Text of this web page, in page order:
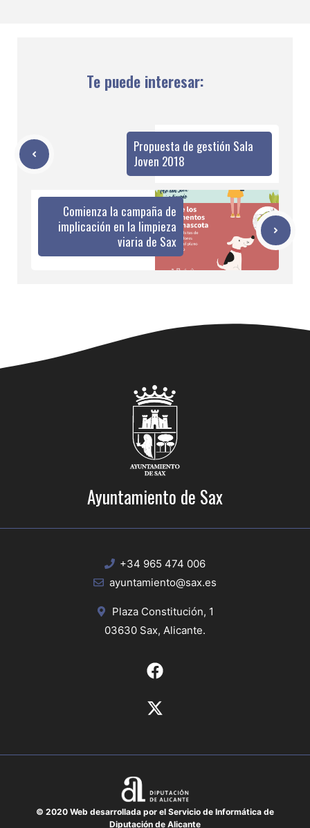
Te puede interesar:
Propuesta de gestión Sala
Joven 2018
Comienza la campaña de
implicación en la limpieza
viaria de Sax
Ayuntamiento de Sax
+34 965 474 006
ayuntamiento@sax.es
Plaza Constitución, 1
03630 Sax, Alicante.
© 2020 Web desarrollada por el Servicio de Informática de
Diputación de Alicante